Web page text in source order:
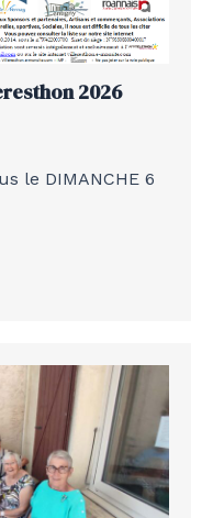
2026
le DIMANCHE 6